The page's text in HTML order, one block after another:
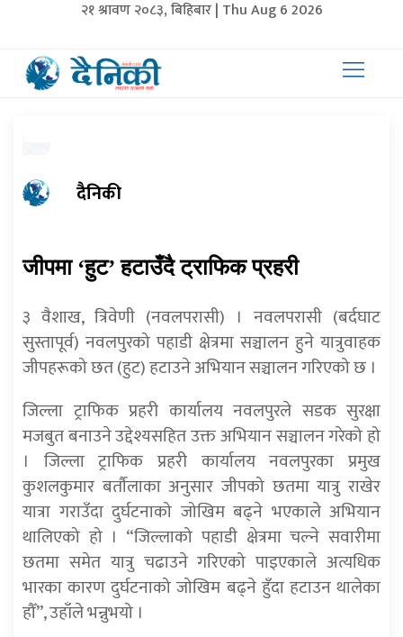
२१ श्रावण २०८३, बिहिबार | Thu Aug 6 2026
दैनिकी
जीपमा ‘हुट’ हटाउँदै ट्राफिक प्रहरी
३ वैशाख, त्रिवेणी (नवलपरासी) । नवलपरासी (बर्दघाट
सुस्तापूर्व) नवलपुरको पहाडी क्षेत्रमा सञ्चालन हुने यात्रुवाहक
जीपहरूको छत (हुट) हटाउने अभियान सञ्चालन गरिएको छ ।
जिल्ला ट्राफिक प्रहरी कार्यालय नवलपुरले सडक सुरक्षा
मजबुत बनाउने उद्देश्यसहित उक्त अभियान सञ्चालन गरेको हो
। जिल्ला ट्राफिक प्रहरी कार्यालय नवलपुरका प्रमुख
कुशलकुमार बर्तौलाका अनुसार जीपको छतमा यात्रु राखेर
यात्रा गराउँदा दुर्घटनाको जोखिम बढ्ने भएकाले अभियान
थालिएको हो । “जिल्लाको पहाडी क्षेत्रमा चल्ने सवारीमा
छतमा समेत यात्रु चढाउने गरिएको पाइएकाले अत्यधिक
भारका कारण दुर्घटनाको जोखिम बढ्ने हुँदा हटाउन थालेका
हौँ”, उहाँले भन्नुभयो ।